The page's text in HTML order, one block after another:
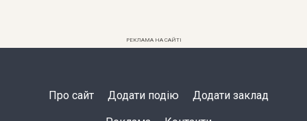
РЕКЛАМА НА САЙТІ
Про сайт Додати подію Додати заклад